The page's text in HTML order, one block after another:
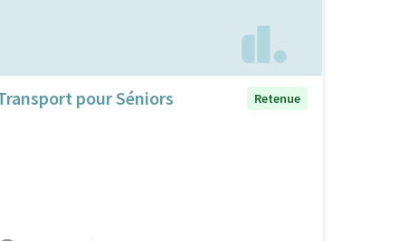
pour Séniors Retenue